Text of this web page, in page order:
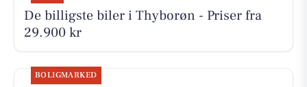
De billigste biler i Thyborøn - Priser fra
29.900 kr
BOLIGMARKED